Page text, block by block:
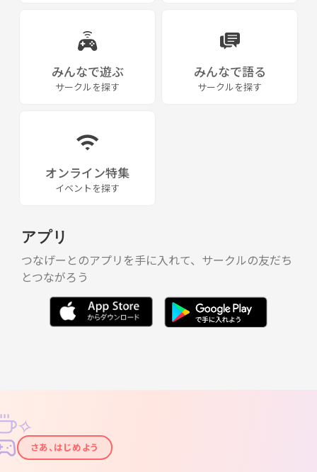
みんなで遊ぶ
サークルを探す
みんなで語る
サークルを探す
オンライン特集
イベントを探す
アプリ
つなげーとのアプリを手に入れて、サークルの友だち
とつながろう
✦
✧
さあ、はじめよう